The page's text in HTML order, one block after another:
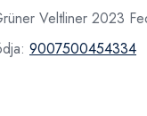
Veltliner 2023
9007500454334